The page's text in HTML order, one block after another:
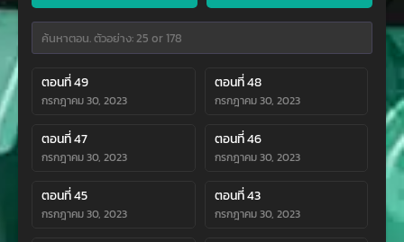
ตอนที่ 49
กรกฎาคม 30, 2023
ตอนที่ 48
กรกฎาคม 30, 2023
ตอนที่ 47
กรกฎาคม 30, 2023
ตอนที่ 46
กรกฎาคม 30, 2023
ตอนที่ 45
กรกฎาคม 30, 2023
ตอนที่ 43
กรกฎาคม 30, 2023